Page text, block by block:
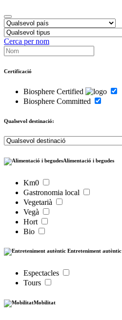
Cerca per nom
Certificació
Biosphere Certified
Biosphere Committed
Qualsevol destinació:
Alimentació i begudes
Km0
Gastronomia local
Vegetarià
Vegà
Hort
Bio
Entreteniment autèntic
Espectacles
Tours
Mobilitat